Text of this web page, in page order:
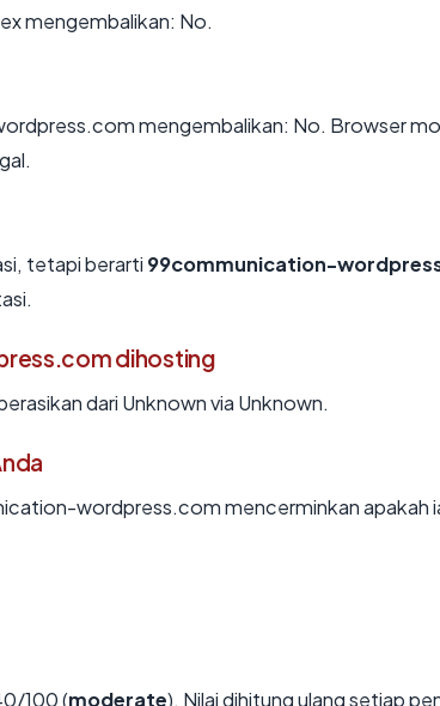
mengembalikan: No.
mengembalikan: No. Browser
tetapi berarti 99communication-
dihosting
dari Unknown via Unknown.
wordpress.com mencerminkan apakah
100 (moderate). Nilai dihitung ulang setiap